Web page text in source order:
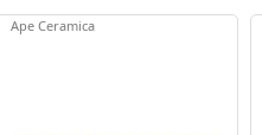
Ape Ceramica